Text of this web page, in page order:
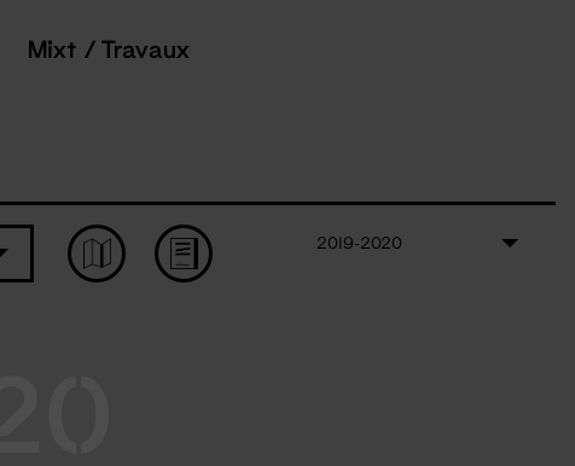
Mixt / Travaux
2019-2020